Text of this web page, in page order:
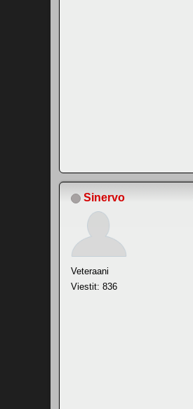
Sinervo
Veteraani
Viestit: 836